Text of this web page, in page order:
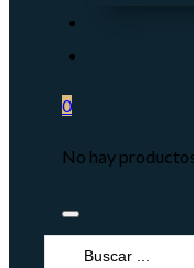
0
No hay
Search